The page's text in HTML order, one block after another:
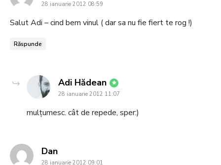
28 ianuarie 2012 08:59
Salut Adi – cind bem vinul ( dar sa nu fie fiert te rog !)
Răspunde
Adi Hădean says:
28 ianuarie 2012 11:07
mulțumesc. cât de repede, sper:)
Dansays:
28 ianuarie 2012 09:01